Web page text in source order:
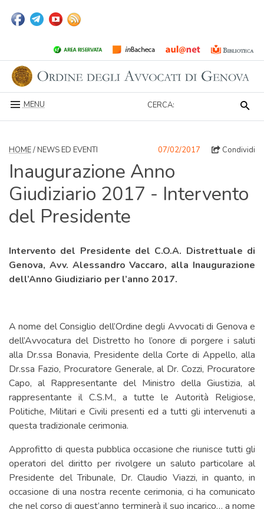
MENU CERCA:
HOME/ NEWS ED EVENTI 07/02/2017 Condividi
Inaugurazione Anno
Giudiziario 2017 - Intervento
del Presidente
Intervento del Presidente del C.O.A. Distrettuale di
Genova, Avv. Alessandro Vaccaro, alla Inaugurazione
dell’Anno Giudiziario per l’anno 2017.
A nome del Consiglio dell’Ordine degli Avvocati di Genova e
dell’Avvocatura del Distretto ho l’onore di porgere i saluti
alla Dr.ssa Bonavia, Presidente della Corte di Appello, alla
Dr.ssa Fazio, Procuratore Generale, al Dr. Cozzi, Procuratore
Capo, al Rappresentante del Ministro della Giustizia, al
rappresentante il C.S.M., a tutte le Autorità Religiose,
Politiche, Militari e Civili presenti ed a tutti gli intervenuti a
questa tradizionale cerimonia.
Approfitto di questa pubblica occasione che riunisce tutti gli
operatori del diritto per rivolgere un saluto particolare al
Presidente del Tribunale, Dr. Claudio Viazzi, in quanto, in
occasione di una nostra recente cerimonia, ci ha comunicato
che nel corso di quest’anno terminerà il suo incarico… a nome